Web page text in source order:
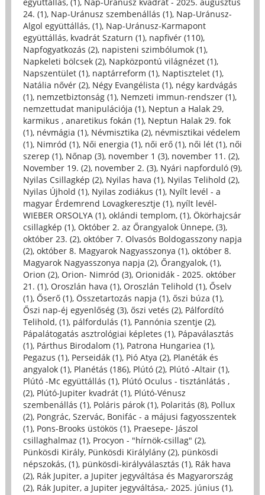
24. (1), Nap-Uránusz szembenállás (1), Nap-Uránusz-
Algol együttállás, (1), Nap-Uránusz-Karmapont
együttállás, kvadrát Szaturn (1), napfivér (110),
Napfogyatkozás (2), napisteni szimbólumok (1),
Napkeleti bölcsek (2), Napközpontú világnézet (1),
Napszentület (1), naptárreform (1), Naptisztelet (1),
Natália nővér (2), Négy Evangélista (1), négy kardvágás
(1), nemzetbiztonság (1), Nemzeti immun-rendszer (1),
nemzettudat manipulációja (1), Neptun a Halak 29,
karmikus , anaretikus fokán (1), Neptun Halak 29. fok
(1), névmágia (1), Névmisztika (2), névmisztikai védelem
(1), Nimród (1), Női energia (1), női erő (1), női lét (1), női
szerep (1), Nőnap (3), november 1 (3), november 11. (2),
November 19. (2), november 2. (3), Nyári napforduló (9),
Nyilas Csillagkép (2), Nyilas hava (1), Nyilas Telihold (2),
Nyilas Újhold (1), Nyilas zodiákus (1), Nyílt levél - a
magyar Érdemrend Lovagkeresztje (1), nyílt levél-
WIEBER ORSOLYA (1), oklándi templom, (1), Ökörhajcsár
csillagkép (1), Október 2. az Őrangyalok Ünnepe, (3),
október 23. (2), október 7. Olvasós Boldogasszony napja
(2), október 8. Magyarok Nagyasszonya (1), október 8.
Magyarok Nagyasszonya napja (2), Őrangyalok, (1),
Orion (2), Orion- Nimród (3), Orionidák - 2025. október
21. (1), Oroszlán hava (1), Oroszlán Telihold (1), Őselv
(1), Őserő (1), Összetartozás napja (1), őszi búza (1),
Őszi nap-éj egyenlőség (3), őszi vetés (2), Pálfordító
Telihold, (1), pálfordulás (1), Pannónia szentje (2),
Pápalátogatás asztrológiai képletes (1), Pápaválasztás
(1), Párthus Birodalom (1), Patrona Hungariea (1),
Pegazus (1), Perseidák (1), Pió Atya (2), Planéták és
angyalok (1), Planétás (186), Plútó (2), Plútó -Altair (1),
Plútó -Mc együttállás (1), Plútó Oculus - tisztánlátás ,
(2), Plútó-Jupiter kvadrát (1), Plútó-Vénusz
szembenállás (1), Poláris párok (1), Polaritás (8), Pollux
(2), Pongrác, Szervác, Bonifác - a májusi fagyosszentek
(1), Pons-Brooks üstökös (1), Praesepe- Jászol
csillaghalmaz (1), Procyon - "hírnök-csillag" (2),
Pünkösdi Király, Pünkösdi Királylány (2), pünkösdi
népszokás, (1), pünkösdi-királyválasztás (1), Rák hava
(2), Rák Jupiter, a Jupiter jegyváltása és Magyarország
(2), Rák Jupiter, a Jupiter jegyváltása,- 2025. június (1),